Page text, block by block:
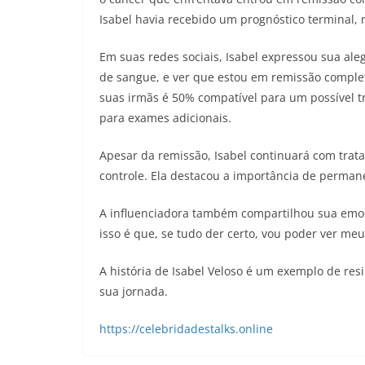
Isabel havia recebido um prognóstico terminal,
Em suas redes sociais, Isabel expressou sua
de sangue, e ver que estou em remissão
suas irmãs é 50% compatível para um possível
para exames adicionais.
Apesar da remissão, Isabel continuará com
controle. Ela destacou a importância de
A influenciadora também compartilhou sua
isso é que, se tudo der certo, vou poder ver
A história de Isabel Veloso é um exemplo de
sua jornada.
https://celebridadestalks.online